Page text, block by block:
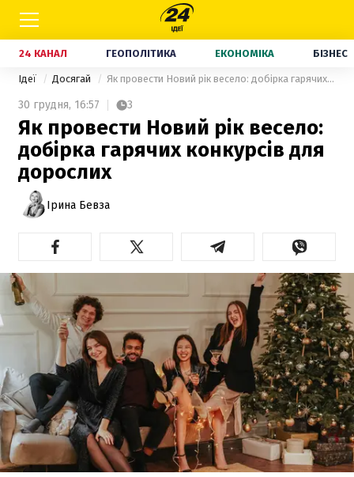
24 КАНАЛ ГЕОПОЛІТИКА ЕКОНОМІКА БІЗНЕС
Ідеї Досягай Як провести Новий рік весело: добірка гарячих конкурсів для дорослих
30 грудня, 16:57 3
Як провести Новий рік весело:
добірка гарячих конкурсів для
дорослих
Ірина Бевза